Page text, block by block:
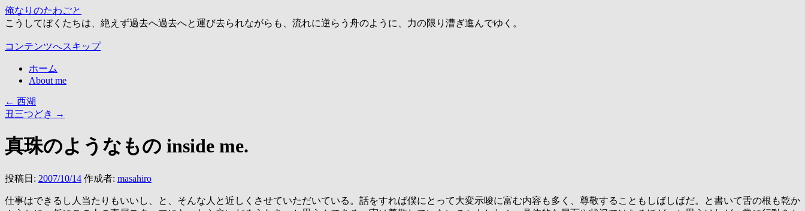
俺なりのたわごと
こうしてぼくたちは、絶えず過去へ過去へと運び去られながらも、流れに逆らう舟のように、力の限り漕ぎ進んでゆく。
コンテンツへスキップ
ホーム
About me
← 西湖
丑三つどき →
真珠のようなもの inside me.
投稿日: 2007/10/14 作成者: masahiro
仕事はできるし人当たりもいいし、と、そんな人と近しくさせていただいている。話をすれば僕にとって大変示唆に富む内容も多く、尊敬することもしばしばだ。と書いて舌の根も乾か